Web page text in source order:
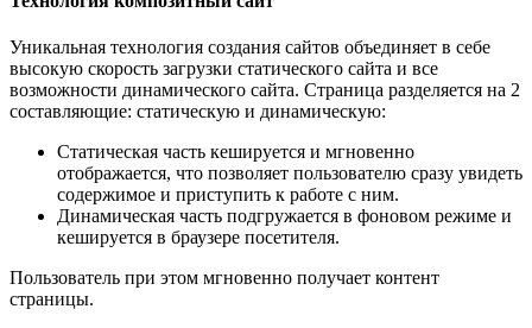
Уникальная технология создания сайтов объединяет в себе
высокую скорость загрузки статического сайта и все
возможности динамического сайта. Страница разделяется на 2
соcтавляющие: статическую и динамическую:
Статическая часть кешируется и мгновенно
отображается, что позволяет пользователю сразу увидеть
содержимое и приступить к работе с ним.
Динамическая часть подгружается в фоновом режиме и
кешируется в браузере посетителя.
Пользователь при этом мгновенно получает контент
страницы.